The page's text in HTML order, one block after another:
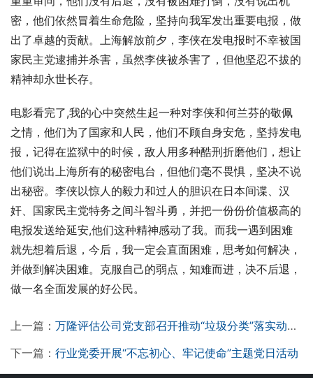
密，他们依然冒着生命危险，坚持向我军发出重要电报，做
出了卓越的贡献。上海解放前夕，李侠在发电报时不幸被国
家民主党逮捕并杀害，虽然李侠被杀害了，但他坚忍不拔的
精神却永世长存。
电影看完了,我的心中突然生起一种对李侠和何兰芬的敬佩
之情，他们为了国家和人民，他们不顾自身安危，坚持发电
报，记得在监狱中的时候，敌人用多种酷刑折磨他们，想让
他们说出上海所有的秘密电台，但他们毫不畏惧，坚决不说
出秘密。李侠以惊人的毅力和过人的胆识在日本间谍、汉
奸、国家民主党特务之间斗智斗勇，并把一份份价值极高的
电报发送给延安,他们这种精神感动了我。而我一遇到困难
就先想着后退，今后，我一定会直面困难，思考如何解决，
并做到解决困难。克服自己的弱点，知难而进，决不后退，
做一名全面发展的好公民。
上一篇： 万隆评估公司党支部召开推动“垃圾分类”落实动员大会
下一篇： 行业党委开展“不忘初心、牢记使命”主题党日活动